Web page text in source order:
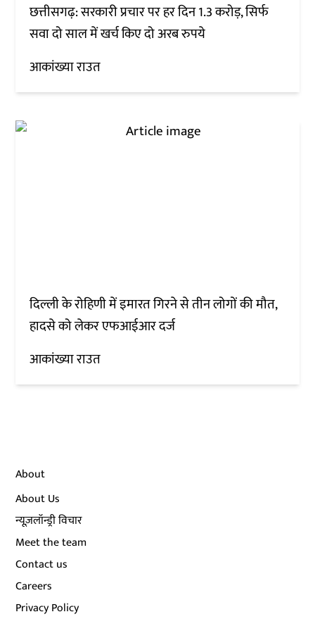
छत्तीसगढ़: सरकारी प्रचार पर हर दिन 1.3 करोड़, सिर्फ
सवा दो साल में खर्च किए दो अरब रुपये
आकांख्या राउत
दिल्ली के रोहिणी में इमारत गिरने से तीन लोगों की मौत,
हादसे को लेकर एफआईआर दर्ज
आकांख्या राउत
About
About Us
न्यूज़लॉन्ड्री विचार
Meet the team
Contact us
Careers
Privacy Policy